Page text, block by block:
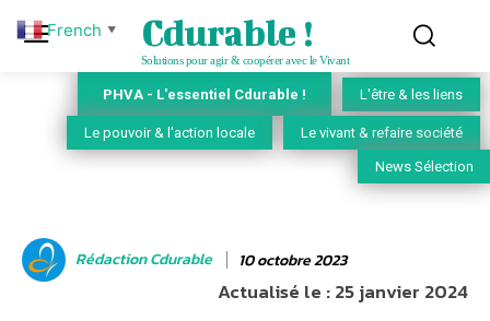
Cdurable !
Solutions pour agir & coopérer avec le Vivant
PHVA - L'essentiel Cdurable ! L'être & les liens
Le pouvoir & l'action locale Le vivant & refaire société
News Sélection
Rédaction Cdurable 10 octobre 2023
Actualisé le :25 janvier 2024
French ▼